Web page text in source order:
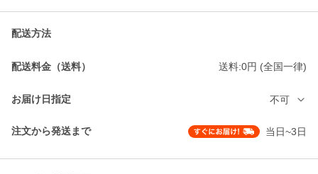
配送方法
配送料金（送料） 送料:0円 (全国一律)
お届け日指定 不可
注文から発送まで 当日~3日